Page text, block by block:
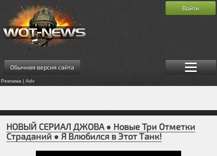
Обычная версия сайта
Реклама | Adv
Войти
НОВЫЙ СЕРИАЛ ДЖОВА ● Новые Три Отметки
Страданий ● Я Влюбился в Этот Танк!